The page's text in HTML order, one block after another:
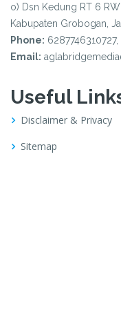
o) Dsn Kedung RT 6
Kabupaten Grobogan,
Phone:
Email:
Useful
Disclaimer & Privacy
Sitemap